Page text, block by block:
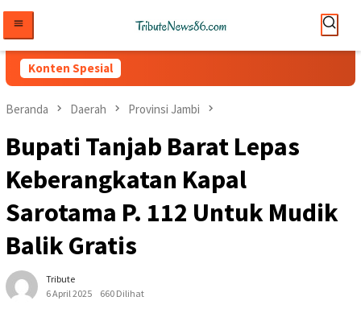
konten
Konten Spesial
Beranda Daerah Provinsi Jambi
Bupati Tanjab Barat Lepas
Keberangkatan Kapal
Sarotama P. 112 Untuk Mudik
Balik Gratis
Tribute
6 April 2025
660 Dilihat